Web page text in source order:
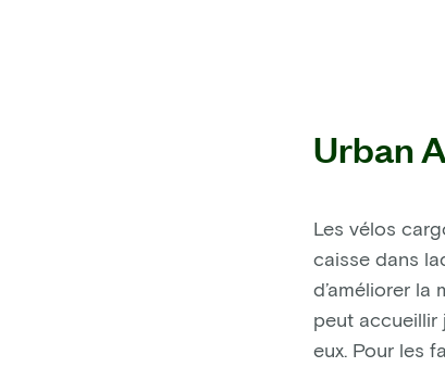
Urban
Les vélos
caisse dans
d’améliorer
peut accueillir
eux. Pour les